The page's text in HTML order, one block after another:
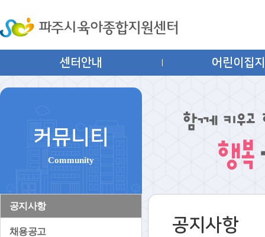
센터안내 어린이집
커뮤니티
Community
공지사항
채용공고 공지사항